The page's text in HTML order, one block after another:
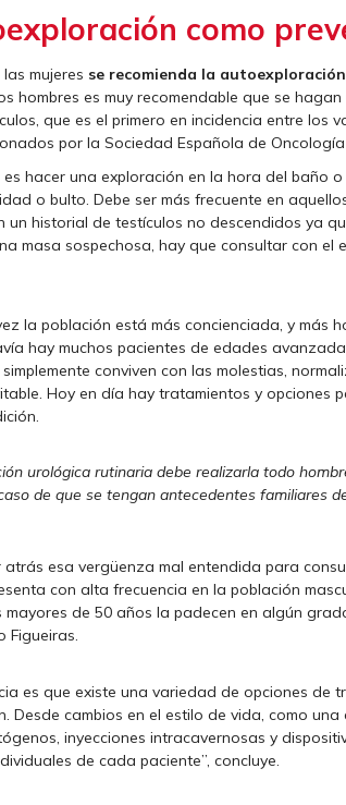
como
mujeres se recomienda la autoexploración
hombres es muy recomendable que se
que es el primero en incidencia entre los
por la Sociedad Española de Oncología
es hacer una exploración en la hora del baño
o bulto. Debe ser más frecuente en
un historial de testículos no descendidos ya
masa sospechosa, hay que consultar con el
la población está más concienciada, y más
hay muchos pacientes de edades
conviven con las molestias,
Hoy en día hay tratamientos y opciones
urológica rutinaria debe realizarla todo
de que se tengan antecedentes familiares
atrás esa vergüenza mal entendida para
con alta frecuencia en la población
mayores de 50 años la padecen en algún
Figueiras.
es que existe una variedad de opciones de
Desde cambios en el estilo de vida, como
inyecciones intracavernosas y
de cada paciente”, concluye.